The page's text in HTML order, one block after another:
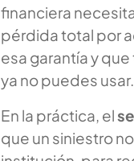
financiera
pérdida total por
esa garantía y
ya no puedes usar.
En la práctica, el
que un siniestro